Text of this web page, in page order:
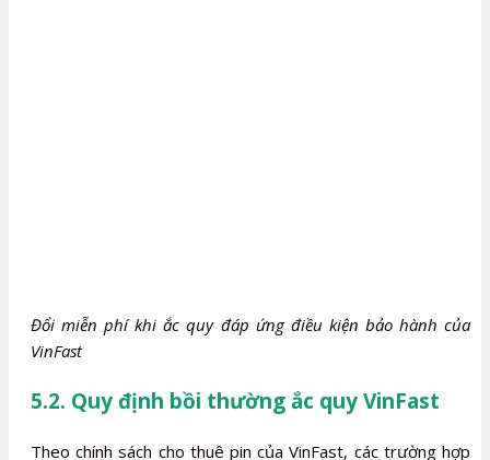
Đổi miễn phí khi ắc quy đáp ứng điều kiện bảo hành của
VinFast
5.2. Quy định bồi thường ắc quy VinFast
Theo chính sách cho thuê pin của VinFast, các trường hợp